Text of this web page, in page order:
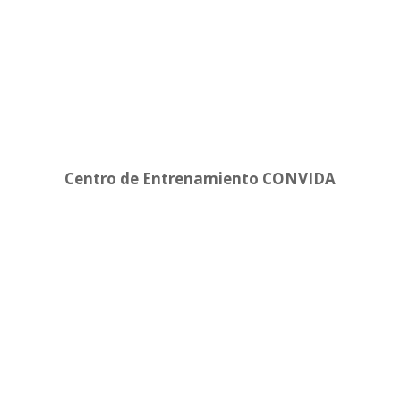
Centro de Entrenamiento CONVIDA